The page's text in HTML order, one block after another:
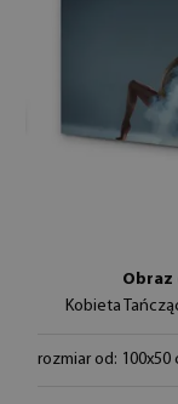
Obraz
Kobieta
rozmiar od: 100x50